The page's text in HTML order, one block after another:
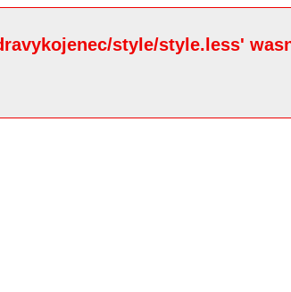
style/style.less'